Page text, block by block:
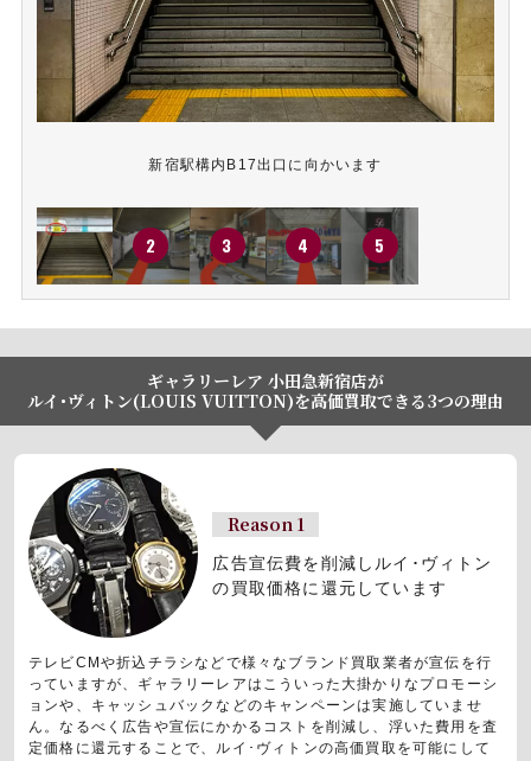
新宿駅構内B17出口に向かいます
ギャラリーレア 小田急新宿店が
ルイ･ヴィトン(LOUIS VUITTON)を高価買取できる3つの理由
Reason 1
広告宣伝費を削減しルイ･ヴィトン
の買取価格に還元しています
テレビCMや折込チラシなどで様々なブランド買取業者が宣伝を行
っていますが、ギャラリーレアはこういった大掛かりなプロモーシ
ョンや、キャッシュバックなどのキャンペーンは実施していませ
ん。なるべく広告や宣伝にかかるコストを削減し、浮いた費用を査
定価格に還元することで、ルイ･ヴィトンの高価買取を可能にして